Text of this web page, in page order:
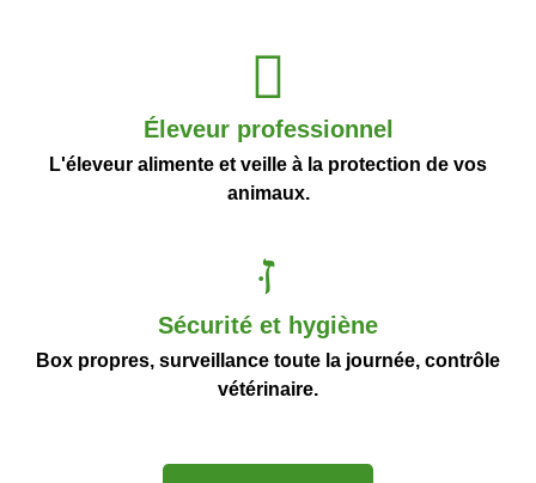
Éleveur professionnel
L'éleveur alimente et veille à la protection de vos
animaux.
Sécurité et hygiène
Box propres, surveillance toute la journée, contrôle
vétérinaire.